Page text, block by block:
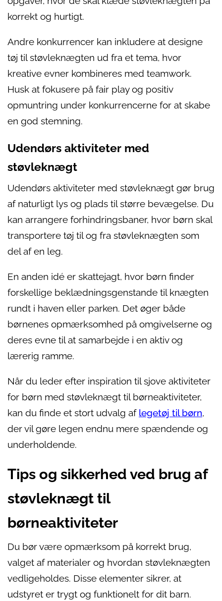
korrekt og hurtigt.
Andre konkurrencer kan inkludere at designe
tøj til støvleknægten ud fra et tema, hvor
kreative evner kombineres med teamwork.
Husk at fokusere på fair play og positiv
opmuntring under konkurrencerne for at skabe
en god stemning.
Udendørs aktiviteter med
støvleknægt
Udendørs aktiviteter med støvleknægt gør brug
af naturligt lys og plads til større bevægelse. Du
kan arrangere forhindringsbaner, hvor børn skal
transportere tøj til og fra støvleknægten som
del af en leg.
En anden idé er skattejagt, hvor børn finder
forskellige beklædningsgenstande til knægten
rundt i haven eller parken. Det øger både
børnenes opmærksomhed på omgivelserne og
deres evne til at samarbejde i en aktiv og
lærerig ramme.
Når du leder efter inspiration til sjove aktiviteter
for børn med støvleknægt til børneaktiviteter,
kan du finde et stort udvalg af legetøj til børn,
der vil gøre legen endnu mere spændende og
underholdende.
Tips og sikkerhed ved brug af
støvleknægt til
børneaktiviteter
Du bør være opmærksom på korrekt brug,
valget af materialer og hvordan støvleknægten
vedligeholdes. Disse elementer sikrer, at
udstyret er trygt og funktionelt for dit barn.